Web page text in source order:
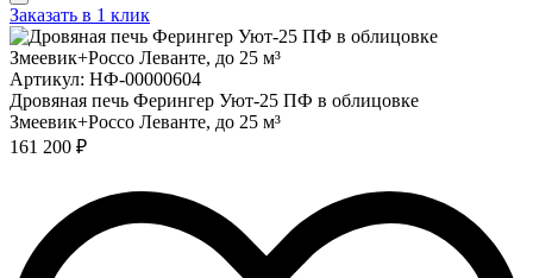
Заказать в 1 клик
Артикул: НФ-00000604
Дровяная печь Ферингер Уют-25 ПФ в облицовке
Змеевик+Россо Леванте, до 25 м³
161 200 ₽